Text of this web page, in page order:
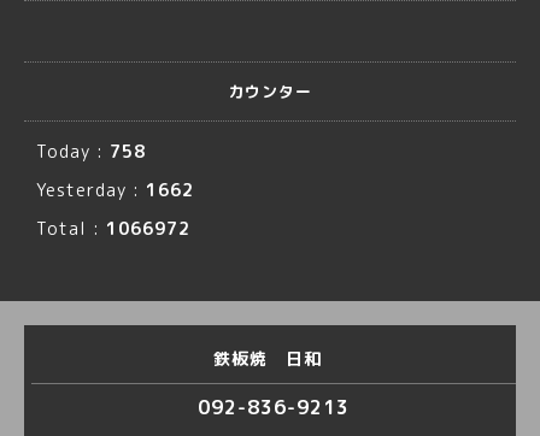
カウンター
Today : 758
Yesterday : 1662
Total : 1066972
鉄板焼 日和
092-836-9213